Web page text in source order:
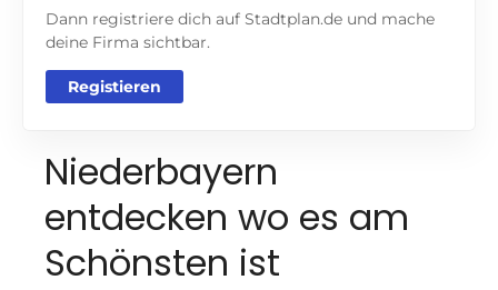
Dann registriere dich auf Stadtplan.de und mache
deine Firma sichtbar.
Registieren
Niederbayern
entdecken wo es am
Schönsten ist